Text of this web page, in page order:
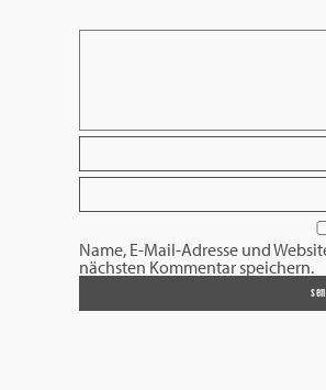
Name, E-Mail-Adresse und
nächsten Kommentar speichern.